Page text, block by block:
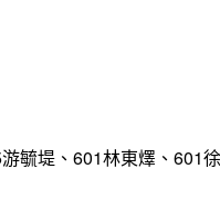
毓堤、601林東燡、